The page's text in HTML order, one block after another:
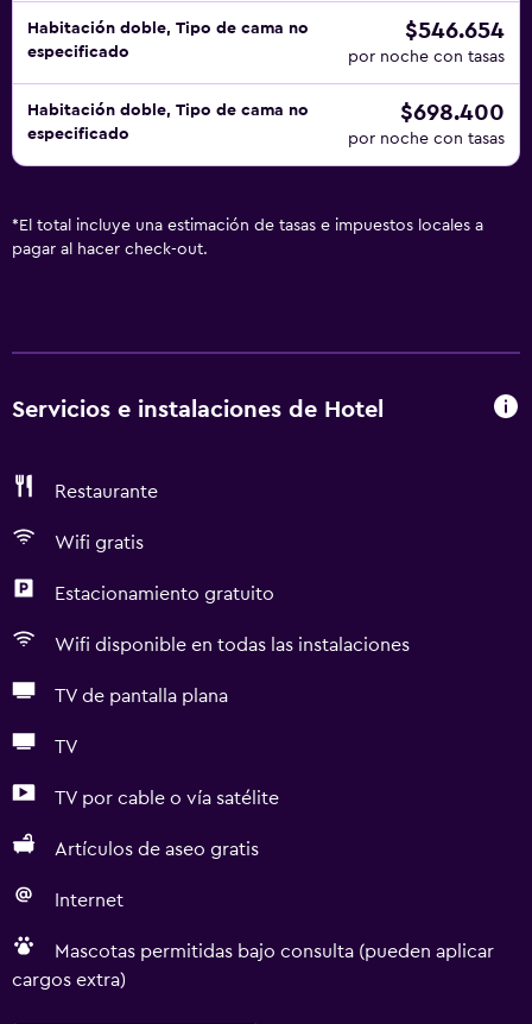
Habitación doble, Tipo de cama no
especificado
$546.654
por noche con tasas
Habitación doble, Tipo de cama no
especificado
$698.400
por noche con tasas
* El total incluye una estimación de tasas e impuestos locales a
pagar al hacer check-out.
Servicios e instalaciones de Hotel
Restaurante
Wifi gratis
Estacionamiento gratuito
Wifi disponible en todas las instalaciones
TV de pantalla plana
TV
TV por cable o vía satélite
Artículos de aseo gratis
Internet
Mascotas permitidas bajo consulta (pueden aplicar
cargos extra)